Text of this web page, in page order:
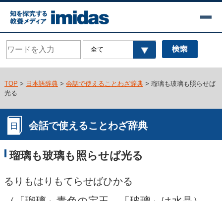
TOP > 日本語辞典> 会話で使えることわざ辞典> 瑠璃も玻璃も照らせば
光る
会話で使えることわざ辞典
瑠璃も玻璃も照らせば光る
るりもはりもてらせばひかる